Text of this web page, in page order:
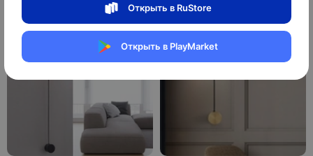
Открыть в RuStore
Открыть в PlayMarket
оплачено